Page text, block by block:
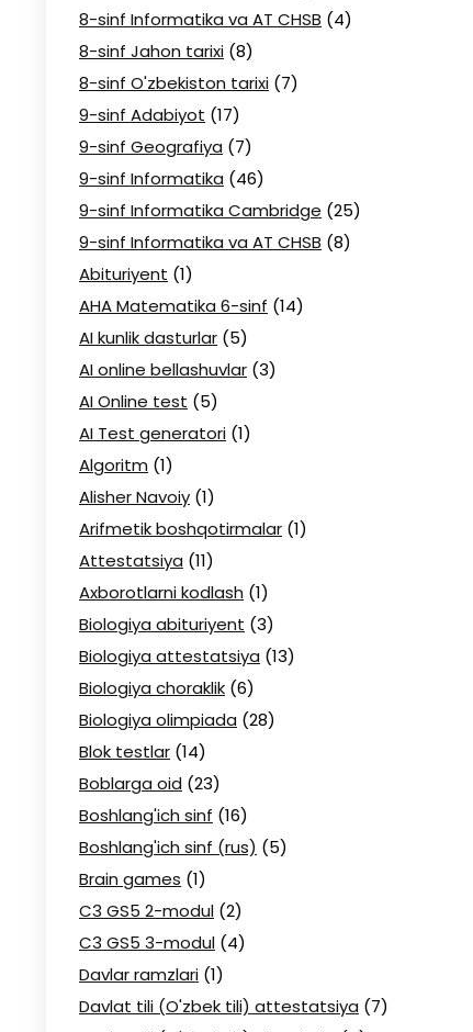
8-sinf Informatika va AT CHSB (4)
8-sinf Jahon tarixi (8)
8-sinf O'zbekiston tarixi (7)
9-sinf Adabiyot (17)
9-sinf Geografiya (7)
9-sinf Informatika (46)
9-sinf Informatika Cambridge (25)
9-sinf Informatika va AT CHSB (8)
Abituriyent (1)
AHA Matematika 6-sinf (14)
AI kunlik dasturlar (5)
AI online bellashuvlar (3)
AI Online test (5)
AI Test generatori (1)
Algoritm (1)
Alisher Navoiy (1)
Arifmetik boshqotirmalar (1)
Attestatsiya (11)
Axborotlarni kodlash (1)
Biologiya abituriyent (3)
Biologiya attestatsiya (13)
Biologiya choraklik (6)
Biologiya olimpiada (28)
Blok testlar (14)
Boblarga oid (23)
Boshlang'ich sinf (16)
Boshlang'ich sinf (rus) (5)
Brain games (1)
C3 GS5 2-modul (2)
C3 GS5 3-modul (4)
Davlar ramzlari (1)
Davlat tili (O'zbek tili) attestatsiya (7)